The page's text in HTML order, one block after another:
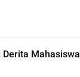
Mahasiswa